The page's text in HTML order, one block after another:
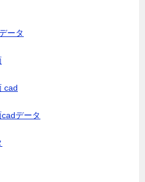
ータ
cad
データ